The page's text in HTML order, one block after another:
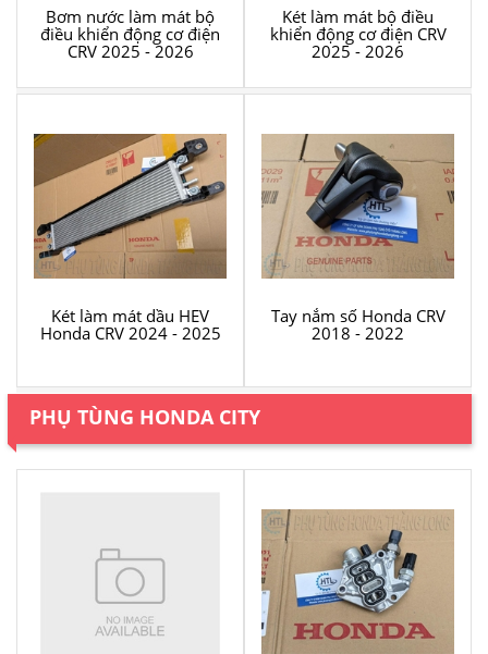
Bơm nước làm mát bộ
điều khiển động cơ điện
CRV 2025 - 2026
Két làm mát bộ điều
khiển động cơ điện CRV
2025 - 2026
Két làm mát dầu HEV
Honda CRV 2024 - 2025
Tay nắm số Honda CRV
2018 - 2022
PHỤ TÙNG HONDA CITY